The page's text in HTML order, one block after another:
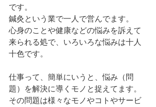
です。
鍼灸という業で一人で営んでます。
心身のことや健康などの悩みを訴えて
来られる処で、いろいろな悩みは十人
十色です。
仕事って、簡単にいうと、悩み（問
題）を解決に導くモノと捉えてます。
その問題は様々なモノやコトやサービ